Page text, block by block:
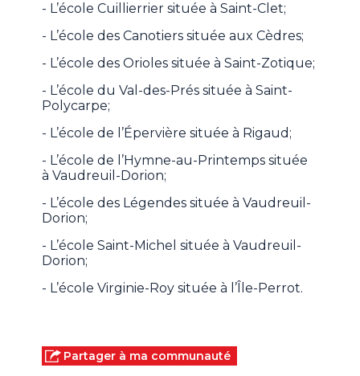
- L’école Cuillierrier située à Saint-Clet;
- L’école des Canotiers située aux Cèdres;
- L’école des Orioles située à Saint-Zotique;
- L’école du Val-des-Prés située à Saint-
Polycarpe;
- L’école de l’Épervière située à Rigaud;
- L’école de l’Hymne-au-Printemps située
à Vaudreuil-Dorion;
- L’école des Légendes située à Vaudreuil-
Dorion;
- L’école Saint-Michel située à Vaudreuil-
Dorion;
- L’école Virginie-Roy située à l’Île-Perrot.
Partager à ma communauté